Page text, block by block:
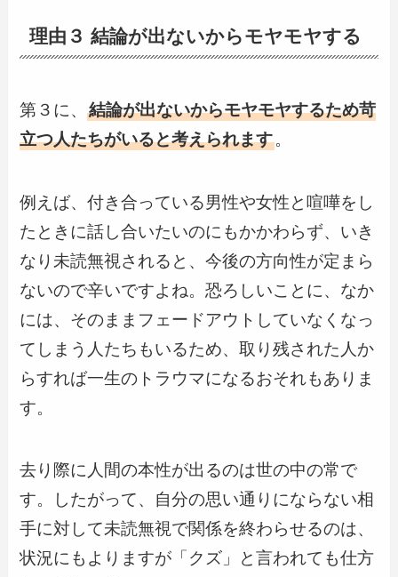
理由３ 結論が出ないからモヤモヤする
第３に、結論が出ないからモヤモヤするため苛
立つ人たちがいると考えられます。
例えば、付き合っている男性や女性と喧嘩をし
たときに話し合いたいのにもかかわらず、いき
なり未読無視されると、今後の方向性が定まら
ないので辛いですよね。恐ろしいことに、なか
には、そのままフェードアウトしていなくなっ
てしまう人たちもいるため、取り残された人か
らすれば一生のトラウマになるおそれもありま
す。
去り際に人間の本性が出るのは世の中の常で
す。したがって、自分の思い通りにならない相
手に対して未読無視で関係を終わらせるのは、
状況にもよりますが「クズ」と言われても仕方